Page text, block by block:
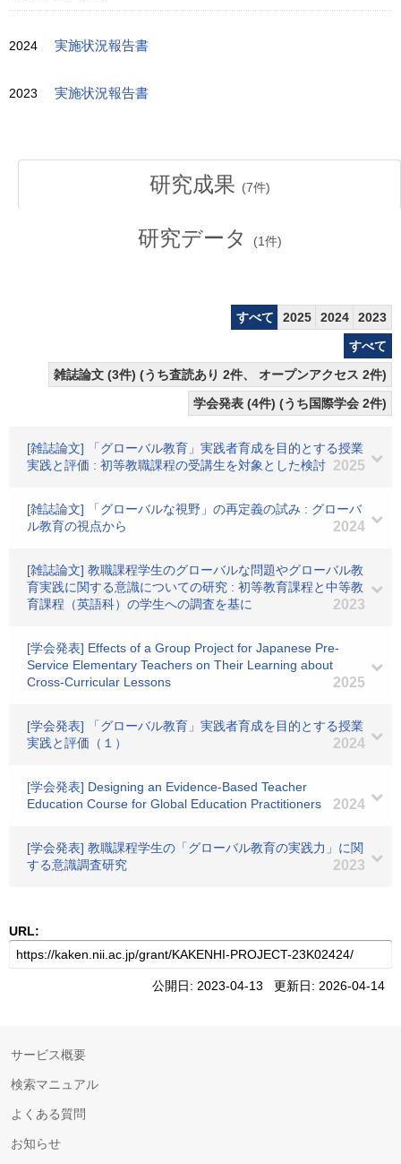
2024 実施状況報告書
2023 実施状況報告書
研究成果 (7件)
研究データ (1件)
すべて 2025 2024
2023
すべて
雑誌論文 (3件) (うち査読あり 2件、 オープンアクセス 2件)
学会発表 (4件) (うち国際学会 2件)
[雑誌論文] 「グローバル教育」実践者育成を目的とする授業
実践と評価 : 初等教職課程の受講生を対象とした検討 2025
[雑誌論文] 「グローバルな視野」の再定義の試み : グローバ
ル教育の視点から
2024
[雑誌論文] 教職課程学生のグローバルな問題やグローバル教
育実践に関する意識についての研究 : 初等教育課程と中等教
育課程（英語科）の学生への調査を基に
2023
[学会発表] Effects of a Group Project for Japanese Pre-
Service Elementary Teachers on Their Learning about
Cross-Curricular Lessons
2025
[学会発表] 「グローバル教育」実践者育成を目的とする授業
実践と評価（１）
2024
[学会発表] Designing an Evidence-Based Teacher
Education Course for Global Education Practitioners
2024
[学会発表] 教職課程学生の「グローバル教育の実践力」に関
する意識調査研究
2023
URL:
公開日: 2023-04-13 更新日: 2026-04-14
サービス概要
検索マニュアル
よくある質問
お知らせ